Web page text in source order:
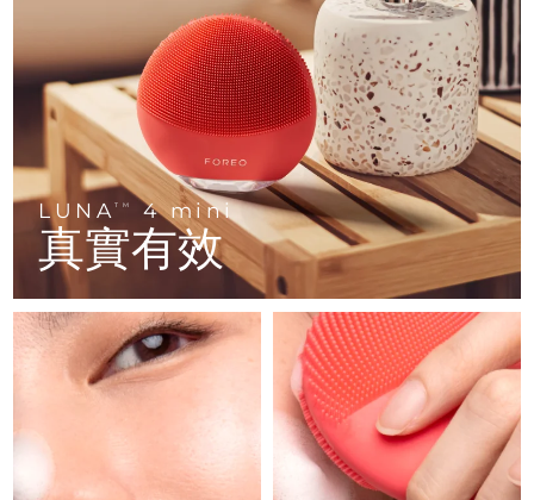
LUNATM 4 mini
真實有效
LUNA™ 4 go
For travel or gym bag
LUNA™護膚
Premium cleansers & balm
LUNA™ 設備
All facial cleansing devices
BEAR™ 設備
All premium facelift devices
UFO™ 3 go
Portable red light therapy
面膜
Rejuvenation & hydration
UFO™ 設備
All deep facial hydration devices
issa™ 4 baby
For ages 0-3
issa™ Teeth Whitening Set
Dual LED + sonic device & 18% PAP gel
ISSA™ 設備
All silicone sonic toothbrushes
FAQ™ 102
Advanced clinical anti-aging
FAQ™ 103
Luxurious clinical anti-aging set
FAQ™ P1 Primer
Manuka honey primer
FAQ™護膚品
All FAQ™ skincare
FAQ™ 202
LED mask
FAQ™ 211
Anti-aging neck & décolleté LED mask
FAQ™ 221
Anti-aging LED hand mask
FAQ™護膚品
All FAQ™ skincare
FAQ™ 301
LED hair strengthening scalp massager
FAQ™ Scalp Serum
Scalp recovery probiotic serum
FAQ™護膚品
All FAQ™ skincare
FAQ™產品
All hair treatments
肌膚年輕化
FAQ™ 501
Full-Spectrum Red Light Therapy
FAQ™ 502
Full-Spectrum Red Light Therapy
FAQ™ Red Light Serum
FAQ™ skincare
All FAQ™ skincare
保健品
NEW
專業治療
脫毛
PEACH™ 2 Pro Max
Professional IPL hair removal device
身體護理
BEAR™ 2 body
Microcurrent body toning
克羅埃西亞 預計送達日期 10/08/2026
賽普勒斯 預計送達日期11/08/2026
捷克 預計送達日期 10/08/2026
丹麥 預計送達日期10/08/2026
愛沙尼亞 預計送達日期
芬蘭 預計送達日期10/08/2026
法國 預計送達日期10/08/2026
預計送達日期14/08/2026
德國 預計送達日期10/08/2026